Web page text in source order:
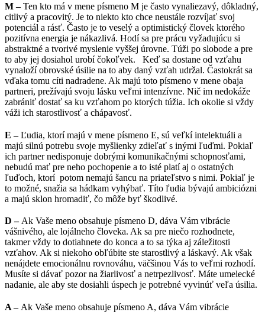
M –Ten kto má v mene písmeno M je často vynaliezavý, dôkladný,
citlivý a pracovitý. Je to niekto kto chce neustále rozvíjať svoj
potenciál a rásť. Často je to veselý a optimistický človek ktorého
pozitívna energia je nákazlivá. Hodí sa pre prácu vyžadujúcu si
abstraktné a tvorivé myslenie vyššej úrovne. Túži po slobode a pre
to aby jej dosiahol urobí čokoľvek. Keď sa dostane od vzťahu
vynaloží obrovské úsilie na to aby daný vzťah udržal. Častokrát sa
vďaka tomu cíti nadradene. Ak majú toto písmeno v mene obaja
partneri, prežívajú svoju lásku veľmi intenzívne. Nič im nedokáže
zabrániť dostať sa ku vzťahom po ktorých túžia. Ich okolie si vždy
váži ich starostlivosť a chápavosť.
E –Ľudia, ktorí majú v mene písmeno E, sú veľkí intelektuáli a
majú silnú potrebu svoje myšlienky zdieľať s inými ľuďmi. Pokiaľ
ich partner nedisponuje dobrými komunikačnými schopnosťami,
nebudú mať pre neho pochopenie a to isté platí aj o ostatných
ľuďoch, ktorí potom nemajú šancu na priateľstvo s nimi. Pokiaľ je
to možné, snažia sa hádkam vyhýbať. Títo ľudia bývajú ambiciózni
a majú sklon hromadiť, čo môže byť škodlivé.
D –Ak Vaše meno obsahuje písmeno D, dáva Vám vibrácie
vášnivého, ale lojálneho človeka. Ak sa pre niečo rozhodnete,
takmer vždy to dotiahnete do konca a to sa týka aj záležitosti
vzťahov. Ak si niekoho obľúbite ste starostlivý a láskavý. Ak však
nenájdete emocionálnu rovnováhu, väčšinou Vás to veľmi rozhodí.
Musíte si dávať pozor na žiarlivosť a netrpezlivosť. Máte umelecké
nadanie, ale aby ste dosiahli úspech je potrebné vyvinúť veľa úsilia.
A – Ak Vaše meno obsahuje písmeno A, dáva Vám vibrácie